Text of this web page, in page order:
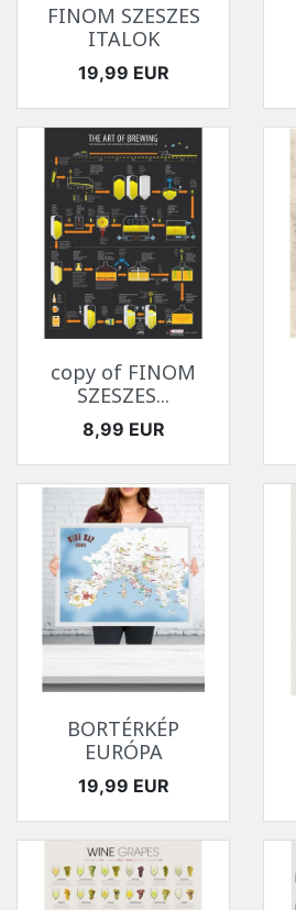
FINOM SZESZES
ITALOK
Ár
19,99 EUR
copy of FINOM
SZESZES...
Ár
8,99 EUR
BORTÉRKÉP
EURÓPA
Ár
19,99 EUR